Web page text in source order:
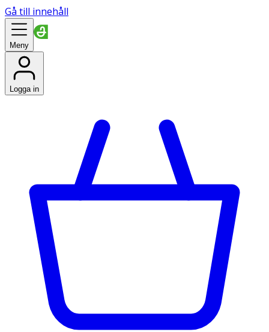
Gå till innehåll
Meny
Logga in